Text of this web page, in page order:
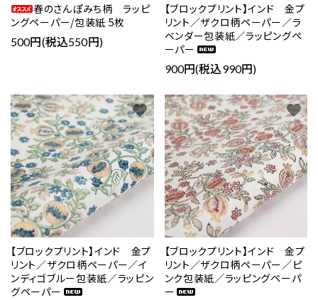
春のさんぽみち柄 ラッピ
ングペーパー/包装紙 5枚
500円(税込550円)
【ブロックプリント】インド 金プ
リント／ザクロ柄ペーパー／ラ
ベンダー包装紙／ラッピングペ
ーパー
900円(税込990円)
【ブロックプリント】インド 金プ
リント／ザクロ柄ペーパー／イ
ンディゴブルー包装紙／ラッピン
グペーパー
favorite
【ブロックプリント】インド 金プ
リント／ザクロ柄ペーパー／ピ
ンク包装紙／ラッピングペーパ
ー
favorite